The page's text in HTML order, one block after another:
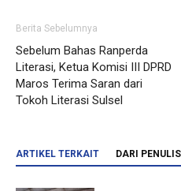
Berita Sebelumnya
Sebelum Bahas Ranperda
Literasi, Ketua Komisi III DPRD
Maros Terima Saran dari
Tokoh Literasi Sulsel
ARTIKEL TERKAIT DARI PENULIS